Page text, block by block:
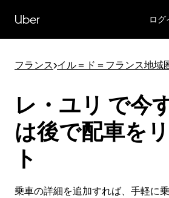
Uber ログ
フランス>イル＝ド＝フランス地域
レ・ユリ で今
は後で配車を
ト
乗車の詳細を追加すれば、手軽に